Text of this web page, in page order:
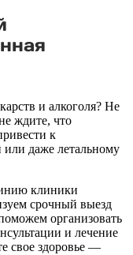
и алкоголя? Не
ждите, что
к
даже летальному
клиники
срочный выезд
организовать
и лечение
свое здоровье —